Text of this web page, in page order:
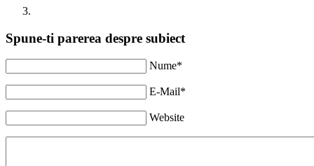
Spune-ti parerea despre subiect
Nume*
E-Mail*
Website